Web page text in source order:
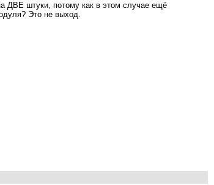
ДВЕ штуки, потому как в этом случае ещё
Это не выход.